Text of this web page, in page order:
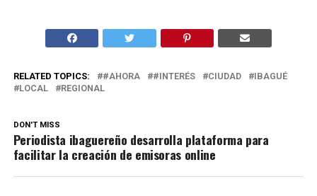
RELATED TOPICS: #AHORA #INTERÉS CIUDAD
IBAGUÉ
LOCAL
REGIONAL
DON'T MISS
Periodista ibaguereño desarrolla plataforma para
facilitar la creación de emisoras online